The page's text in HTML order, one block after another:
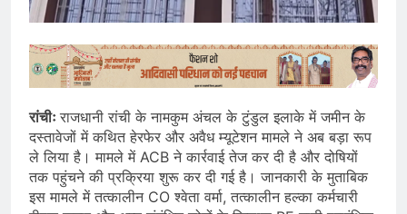
रांचीःराजधानी रांची के नामकुम अंचल के टुंडुल इलाके में जमीन के
दस्तावेजों में कथित हेरफेर और अवैध म्यूटेशन मामले ने अब बड़ा रूप
ले लिया है। मामले में ACB ने कार्रवाई तेज कर दी है और दोषियों
तक पहुंचने की प्रक्रिया शुरू कर दी गई है। जानकारी के मुताबिक
इस मामले में तत्कालीन CO श्वेता वर्मा, तत्कालीन हल्का कर्मचारी